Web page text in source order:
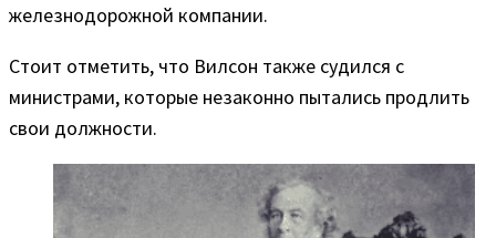
железнодорожной компании.
Стоит отметить, что Вилсон также судился с
министрами, которые незаконно пытались продлить
свои должности.